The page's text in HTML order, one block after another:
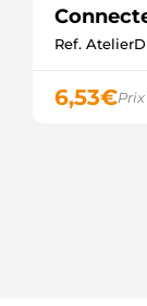
Ref.
6,53€Prix